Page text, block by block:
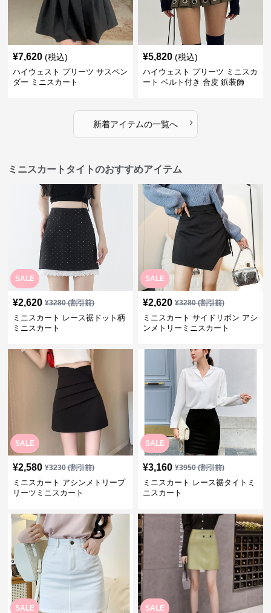
¥7,620 (税込)
ハイウェスト プリーツ サスペン
ダー ミニスカート
¥5,820 (税込)
ハイウェスト プリーツ ミニスカ
ート ベルト付き 合皮 鋲装飾
新着アイテムの一覧へ ›
ミニスカートタイトのおすすめアイテム
SALE
¥2,620 ¥3280(割引前)
ミニスカート レース裾ドット柄
ミニスカート
SALE
¥2,620 ¥3280(割引前)
ミニスカート サイドリボン アシ
ンメトリーミニスカート
SALE
¥2,580 ¥3230(割引前)
ミニスカート アシンメトリープ
リーツミニスカート
SALE
¥3,160 ¥3950(割引前)
ミニスカート レース裾タイトミ
ニスカート
SALE SALE